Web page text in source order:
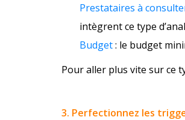
Prestataires à
intègrent ce type
Budget: le budget
Pour aller plus vite sur ce
3. Perfectionnez les